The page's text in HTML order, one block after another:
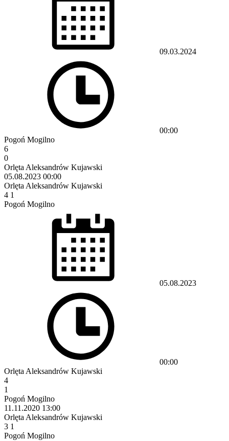
09.03.2024
00:00
Pogoń Mogilno
6
0
Orlęta Aleksandrów Kujawski
05.08.2023 00:00
Orlęta Aleksandrów Kujawski
4 1
Pogoń Mogilno
05.08.2023
00:00
Orlęta Aleksandrów Kujawski
4
1
Pogoń Mogilno
11.11.2020 13:00
Orlęta Aleksandrów Kujawski
3 1
Pogoń Mogilno